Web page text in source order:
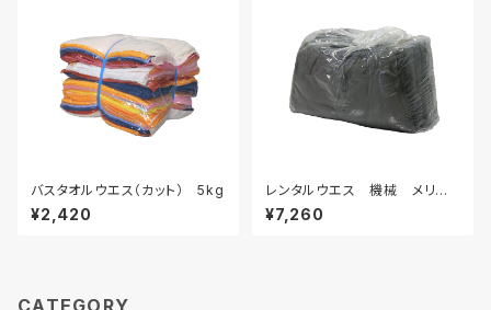
バスタオルウエス（カット） 5kg
¥2,420
レンタルウエス 機械 メリヤ
ス 200枚
¥7,260
CATEGORY